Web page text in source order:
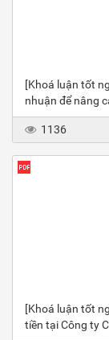
[Khoá luận tốt
nhuận để nâng
1136
[Khoá luận tốt
tiền tại Công ty